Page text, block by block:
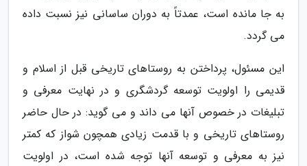
به جا مانده است، عمدتاً به دوران ساسانی نیز نسبت داده
می گردد.
این مسئول، پرداختن به روستاهای تاریخی قبل از اسلام و
قدیمی را اولویت توسعه گردشگری و در نهایت معرفی و
تبلیغات در خصوص آنها می داند و می گوید: در حال حاضر
روستاهای تاریخی و با قدمت زیادی همچون شواز که کمتر
نیز به معرفی و توسعه آنها توجه شده است، در اولویت